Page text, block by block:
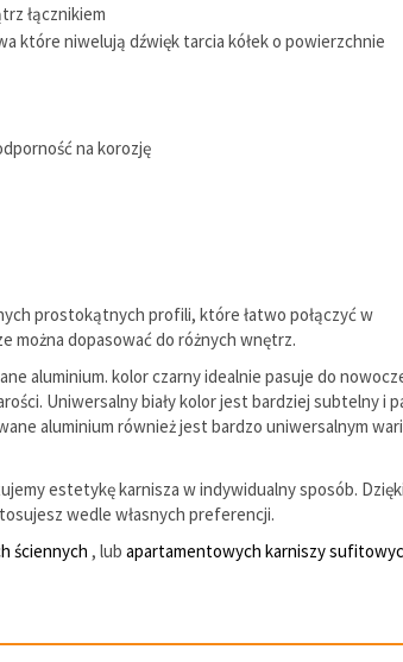
łącznikiem
które niwelują dźwięk tarcia kółek o powierzchnie
na korozję
prostokątnych profili, które łatwo połączyć w
można dopasować do różnych wnętrz.
aluminium. kolor czarny idealnie pasuje do
Uniwersalny biały kolor jest bardziej subtelny i
aluminium również jest bardzo uniwersalnym
estetykę karnisza w indywidualny sposób. Dzięki
wedle własnych preferencji.
ściennych , lub apartamentowych karniszy